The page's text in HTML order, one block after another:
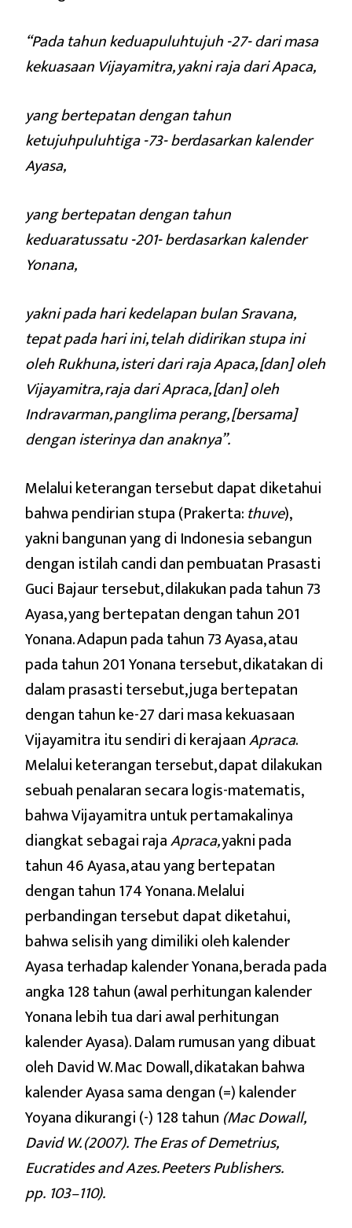
“Pada tahun keduapuluhtujuh -27- dari masa
kekuasaan Vijayamitra, yakni raja dari Apaca,
yang bertepatan dengan tahun
ketujuhpuluhtiga -73- berdasarkan kalender
Ayasa,
yang bertepatan dengan tahun
keduaratussatu -201- berdasarkan kalender
Yonana,
yakni pada hari kedelapan bulan Sravana,
tepat pada hari ini, telah didirikan stupa ini
oleh Rukhuna, isteri dari raja Apaca, [dan] oleh
Vijayamitra, raja dari Apraca, [dan] oleh
Indravarman, panglima perang, [bersama]
dengan isterinya dan anaknya”.
Melalui keterangan tersebut dapat diketahui
bahwa pendirian stupa (Prakerta:thuve),
yakni bangunan yang di Indonesia sebangun
dengan istilah candi dan pembuatan Prasasti
Guci Bajaur tersebut, dilakukan pada tahun 73
Ayasa, yang bertepatan dengan tahun 201
Yonana. Adapun pada tahun 73 Ayasa, atau
pada tahun 201 Yonana tersebut, dikatakan di
dalam prasasti tersebut, juga bertepatan
dengan tahun ke-27 dari masa kekuasaan
Vijayamitra itu sendiri di kerajaanApraca.
Melalui keterangan tersebut, dapat dilakukan
sebuah penalaran secara logis-matematis,
bahwa Vijayamitra untuk pertamakalinya
diangkat sebagai rajaApraca,yakni pada
tahun 46 Ayasa, atau yang bertepatan
dengan tahun 174 Yonana. Melalui
perbandingan tersebut dapat diketahui,
bahwa selisih yang dimiliki oleh kalender
Ayasa terhadap kalender Yonana, berada pada
angka 128 tahun (awal perhitungan kalender
Yonana lebih tua dari awal perhitungan
kalender Ayasa). Dalam rumusan yang dibuat
oleh David W. Mac Dowall, dikatakan bahwa
kalender Ayasa sama dengan (=) kalender
Yoyana dikurangi (-) 128 tahun (Mac Dowall,
David W. (2007). The Eras of Demetrius,
Eucratides and Azes. Peeters Publishers.
pp. 103–110).